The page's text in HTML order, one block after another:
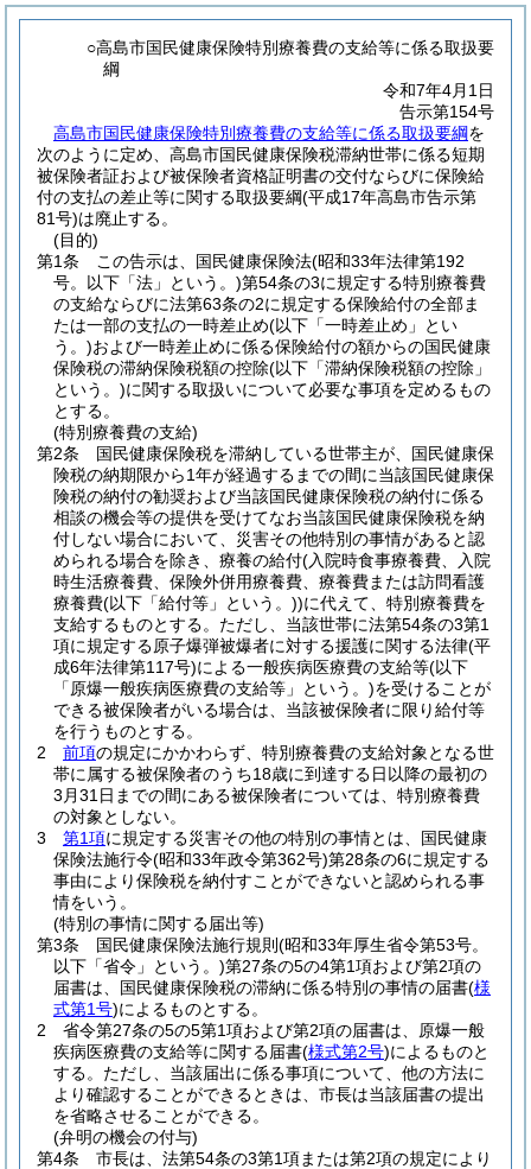
○高島市国民健康保険特別療養費の支給等に係る取扱要
綱
令和7年4月1日
告示第154号
高島市国民健康保険特別療養費の支給等に係る取扱要綱を
次のように定め、高島市国民健康保険税滞納世帯に係る短期
被保険者証および被保険者資格証明書の交付ならびに保険給
付の支払の差止等に関する取扱要綱(平成17年高島市告示第
81号)は廃止する。
(目的)
第1条
この告示は、国民健康保険法(昭和33年法律第192
号。以下「法」という。)第54条の3に規定する特別療養費
の支給ならびに法第63条の2に規定する保険給付の全部ま
たは一部の支払の一時差止め(以下「一時差止め」とい
う。)および一時差止めに係る保険給付の額からの国民健康
保険税の滞納保険税額の控除(以下「滞納保険税額の控除」
という。)に関する取扱いについて必要な事項を定めるもの
とする。
(特別療養費の支給)
第2条
国民健康保険税を滞納している世帯主が、国民健康保
険税の納期限から1年が経過するまでの間に当該国民健康保
険税の納付の勧奨および当該国民健康保険税の納付に係る
相談の機会等の提供を受けてなお当該国民健康保険税を納
付しない場合において、災害その他特別の事情があると認
められる場合を除き、療養の給付(入院時食事療養費、入院
時生活療養費、保険外併用療養費、療養費または訪問看護
療養費(以下「給付等」という。))に代えて、特別療養費を
支給するものとする。 ただし、当該世帯に法第54条の3第1
項に規定する原子爆弾被爆者に対する援護に関する法律(平
成6年法律第117号)による一般疾病医療費の支給等(以下
「原爆一般疾病医療費の支給等」という。)を受けることが
できる被保険者がいる場合は、当該被保険者に限り給付等
を行うものとする。
2
前項の規定にかかわらず、特別療養費の支給対象となる世
帯に属する被保険者のうち18歳に到達する日以降の最初の
3月31日までの間にある被保険者については、特別療養費
の対象としない。
3
第1項に規定する災害その他の特別の事情とは、国民健康
保険法施行令(昭和33年政令第362号)第28条の6に規定する
事由により保険税を納付すことができないと認められる事
情をいう。
(特別の事情に関する届出等)
第3条
国民健康保険法施行規則 (昭和33年厚生省令第53号。
以下「省令」という。)第27条の5の4第1項および第2項の
届書は、国民健康保険税の滞納に係る特別の事情の届書(様
式第1号)によるものとする。
2
省令第27条の5の5第1項および第2項の届書は、原爆一般
疾病医療費の支給等に関する届書(様式第2号)によるものと
する。 ただし、当該届出に係る事項について、他の方法に
より確認することができるときは、市長は当該届書の提出
を省略させることができる。
(弁明の機会の付与)
第4条
市長は、法第54条の3第1項または第2項の規定により